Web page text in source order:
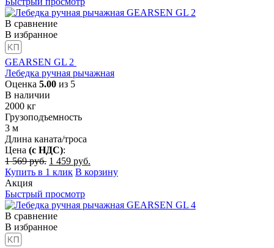
В сравнение
В избранное
GEARSEN GL 2
Лебедка ручная рычажная
Оценка 5.00 из 5
В наличии
2000 кг
Грузоподъемность
3 м
Длина каната/троса
Цена (с НДС):
1 569руб. Первоначальная
цена
1
569
руб..
1 459 руб.
цена:
руб..
Купить в 1 клик В корзину
Акция
Быстрый просмотр
В сравнение
В избранное